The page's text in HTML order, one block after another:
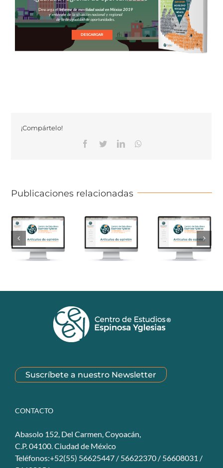
Descarga elInforme de movilidad social en México 2019
y entérate de la situación nacional y regional
de la desigualdad de oportunidades.
DESCARGAR
¡Compártelo!
Facebook
TwitterLinkedinWhatsapp
Publicaciones relacionadas
Suscríbete a nuestro Newsletter
CONTACTO
Abasolo 152, Del Carmen, Coyoacán,
C.P. 04100. Ciudad de México
Teléfonos:+52(55) 56625447 / 56622370 / 56608031 /